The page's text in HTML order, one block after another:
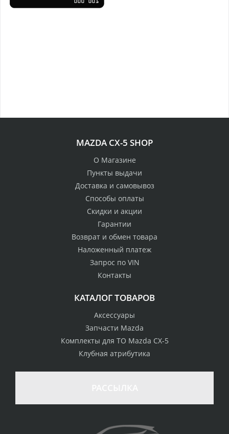
стоимости
товаром
Гарантия качества
Профессиональная
MAZDA CX-5 SHOP
О Магазине
Пункты выдачи
Доставка и самовывоз
Способы оплаты
Скидки и акции
Гарантии
Возврат и обмен товара
Наложенный платеж
Запрос по VIN
Контакты
КАТАЛОГ ТОВАРОВ
Аксессуары
Запчасти Mazda
Комплекты для ТО Mazda CX-5
Клубная атрибутика